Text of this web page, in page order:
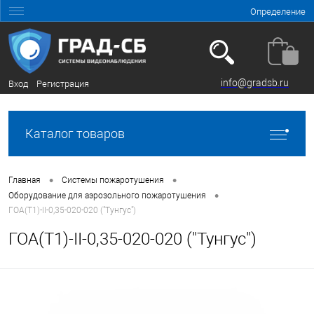
Определение
Вход Регистрация info@gradsb.ru
Каталог товаров
Главная • Системы пожаротушения •
Оборудование для аэрозольного пожаротушения •
ГОА(Т1)-II-0,35-020-020 ("Тунгус")
ГОА(Т1)-II-0,35-020-020 ("Тунгус")